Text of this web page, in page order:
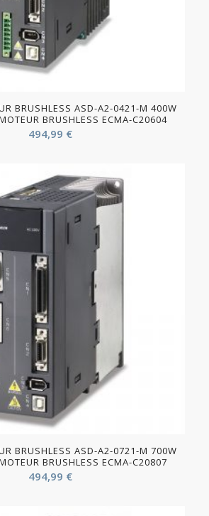
BRUSHLESS ASD-A2-0421-M 400W
BRUSHLESS ECMA-C20604
494,99 €
BRUSHLESS ASD-A2-0721-M 700W
BRUSHLESS ECMA-C20807
494,99 €